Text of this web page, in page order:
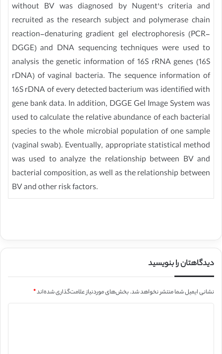
without BV was diagnosed by Nugent’s criteria and
recruited as the research subject and polymerase chain
reaction-denaturing gradient gel electrophoresis (PCR-
DGGE) and DNA sequencing techniques were used to
analysis the genetic information of 16S rRNA genes (16S
rDNA) of vaginal bacteria. The sequence information of
16S rDNA of every detected bacterium was identified with
gene bank data. In addition, DGGE Gel Image System was
used to calculate the relative abundance of each bacterial
species to the whole microbial population of one sample
(vaginal swab). Eventually, appropriate statistical method
was used to analyze the relationship between BV and
bacterial composition, as well as the relationship between
BV and other risk factors.
دیدگاهتان را بنویسید
نشانی ایمیل شما منتشر نخواهد شد.بخش‌های موردنیاز علامت‌گذاری شده‌اند*